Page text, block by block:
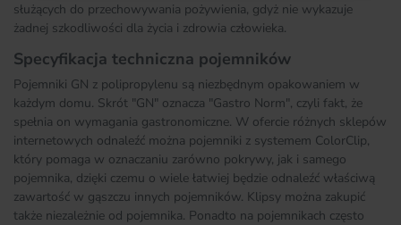
służących do przechowywania pożywienia, gdyż nie wykazuje
żadnej szkodliwości dla życia i zdrowia człowieka.
Specyfikacja techniczna pojemników
Pojemniki GN z polipropylenu są niezbędnym opakowaniem w
każdym domu. Skrót "GN" oznacza "Gastro Norm", czyli fakt, że
spełnia on wymagania gastronomiczne. W ofercie różnych sklepów
internetowych odnaleźć można pojemniki z systemem ColorClip,
który pomaga w oznaczaniu zarówno pokrywy, jak i samego
pojemnika, dzięki czemu o wiele łatwiej będzie odnaleźć właściwą
zawartość w gąszczu innych pojemników. Klipsy można zakupić
także niezależnie od pojemnika. Ponadto na pojemnikach często